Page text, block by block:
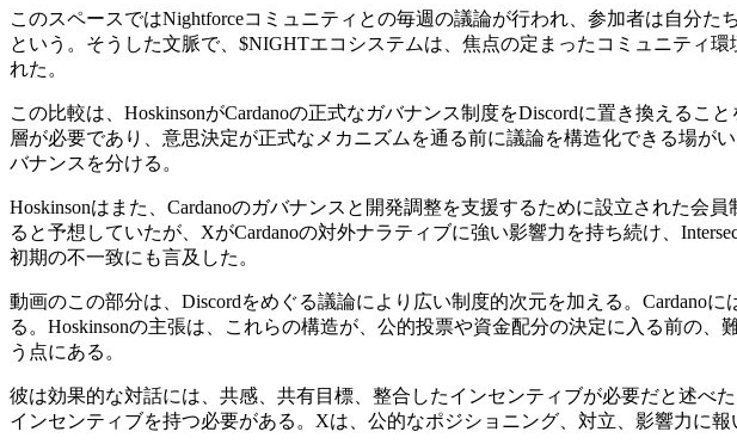
このスペースではNightforceコミュニティとの毎週の議論が行われ、参加者は自分
という。そうした文脈で、$NIGHTエコシステムは、焦点の定まったコミュニティ
れた。
この比較は、HoskinsonがCardanoの正式なガバナンス制度をDiscordに置き換える
層が必要であり、意思決定が正式なメカニズムを通る前に議論を構造化できる場
バナンスを分ける。
Hoskinsonはまた、Cardanoのガバナンスと開発調整を支援するために設立された会
ると予想していたが、XがCardanoの対外ナラティブに強い影響力を持ち続け、
初期の不一致にも言及した。
動画のこの部分は、Discordをめぐる議論により広い制度的次元を加える。Cardano
る。Hoskinsonの主張は、これらの構造が、公的投票や資金配分の決定に入る前の
う点にある。
彼は効果的な対話には、共感、共有目標、整合したインセンティブが必要だと述べ
インセンティブを持つ必要がある。Xは、公的なポジショニング、対立、影響力に